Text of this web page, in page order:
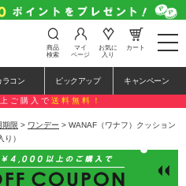
t
o
e
n
a
a
商品
検索
マイ
ページ
お気に
入り
カート
ラコン ピックアップ キャンペーン
ご購入で 送料無料！
期限 > ワンデー > WANAF（ワナフ）クッション
）